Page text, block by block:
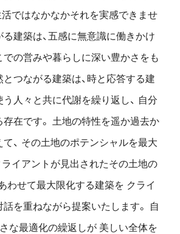
ではなかなかそれを実感できませ
る建築は、五感に無意識に働きかけ
での営みや暮らしに深い豊かさをも
とつながる建築は、時と応答する建
人々と共に代謝を繰り返し、 自分
在です。 土地の特性を遥か過去か
、 その土地のポテンシャルを最大
ライアントが見出されたその土地の
わせて最大限化する建築を クライ
を重ねながら提案いたします。
自
な最適化の繰返しが 美しい全体を